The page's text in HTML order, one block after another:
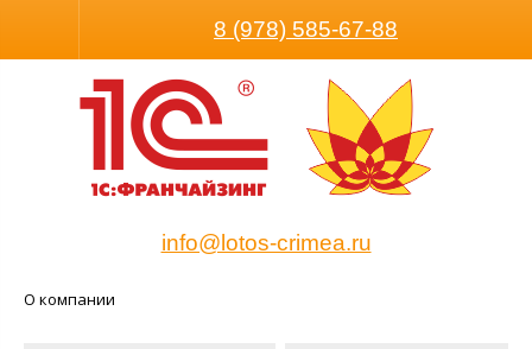
8 (978) 585-67-88
info@lotos-crimea.ru
О компании